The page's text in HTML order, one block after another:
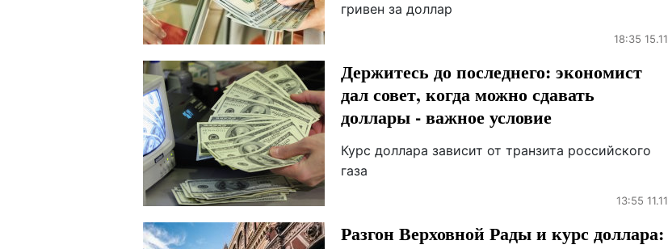
гривен за доллар
18:35 15.11
Держитесь до последнего: экономист
дал совет, когда можно сдавать
доллары - важное условие
Курс доллара зависит от транзита российского
газа
13:55 11.11
Разгон Верховной Рады и курс доллара: